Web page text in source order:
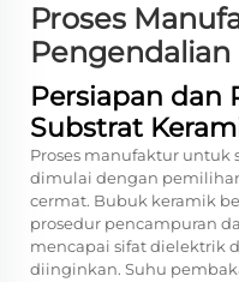
Proses
Pengendalian
Persiapan dan
Substrat
Proses manufaktur untuk
dimulai dengan
cermat. Bubuk keramik
prosedur pencampuran
mencapai sifat dielektrik
diinginkan. Suhu